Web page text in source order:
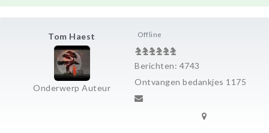
Tom Haest
Onderwerp Auteur
Offline
Berichten: 4743
Ontvangen bedankjes 1175